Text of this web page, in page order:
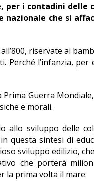
per i contadini delle
nazionale che si
riservate ai
Perché l’infanzia,
Guerra
e morali.
allo sviluppo delle
questa sintesi di
sviluppo edilizio,
che porterà
la prima volta il mare.